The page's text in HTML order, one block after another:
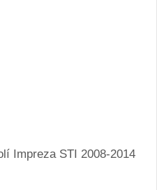
Impreza STI 2008-2014